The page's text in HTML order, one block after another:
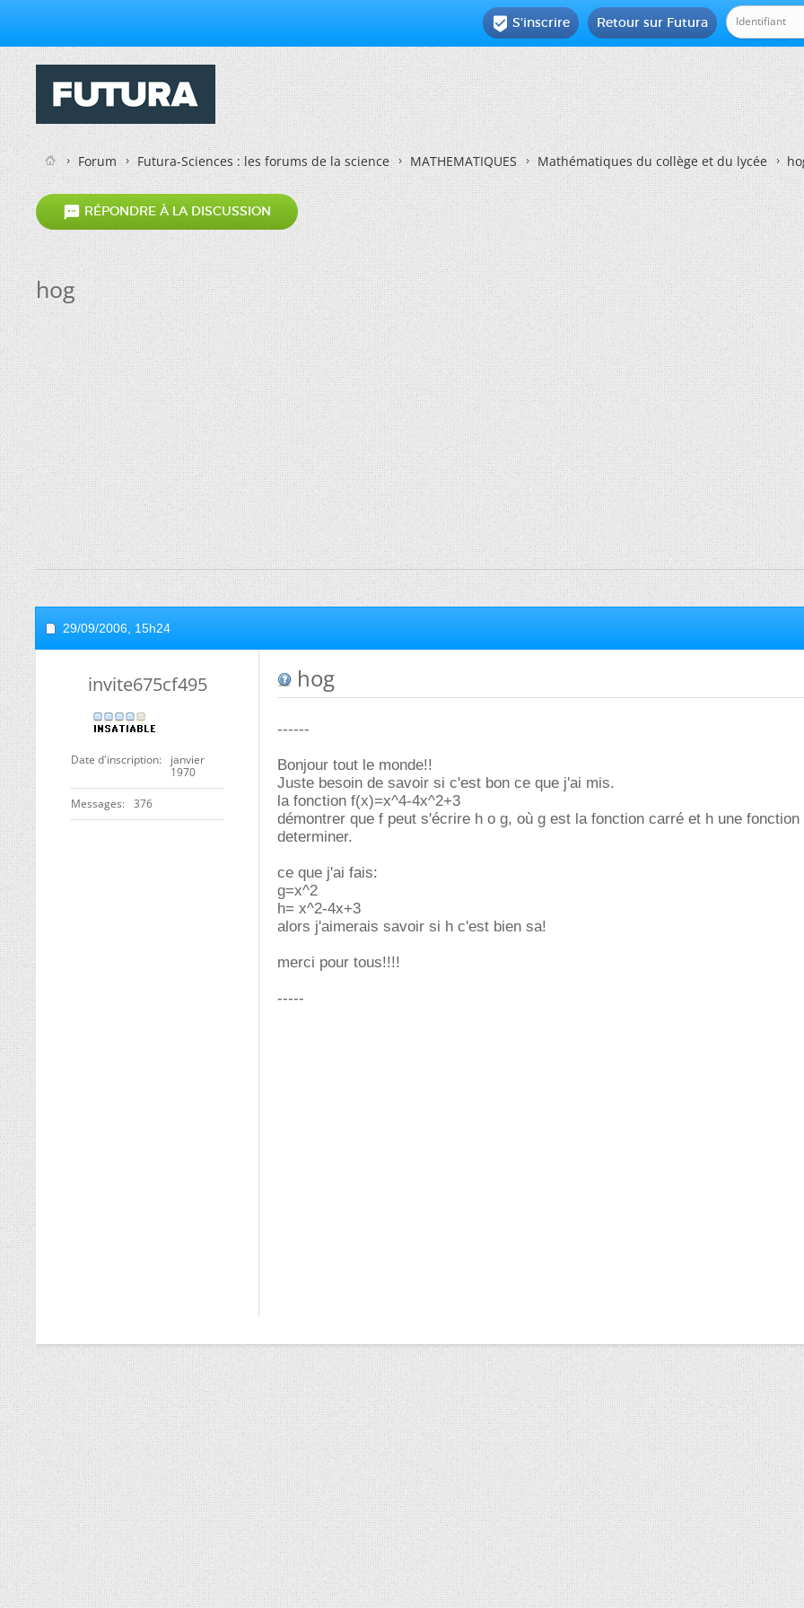
Retour sur Futura
 S'inscrire
Forum Futura-Sciences : les forums de la science MATHEMATIQUES Mathématiques du collège et du lycée
 RÉPONDRE À LA DISCUSSION
hog
29/09/2006, 15h24
invite675cf495
Date d'inscription
janvier
1970
Messages 376
hog
------
Bonjour tout le monde!!
Juste besoin de savoir si c'est bon ce que j'ai mis.
la fonction f(x)=x^4-4x^2+3
démontrer que f peut s'écrire h o g, où g est la fonction carré et h une fonction
determiner.
ce que j'ai fais:
g=x^2
h= x^2-4x+3
alors j'aimerais savoir si h c'est bien sa!
merci pour tous!!!!
-----